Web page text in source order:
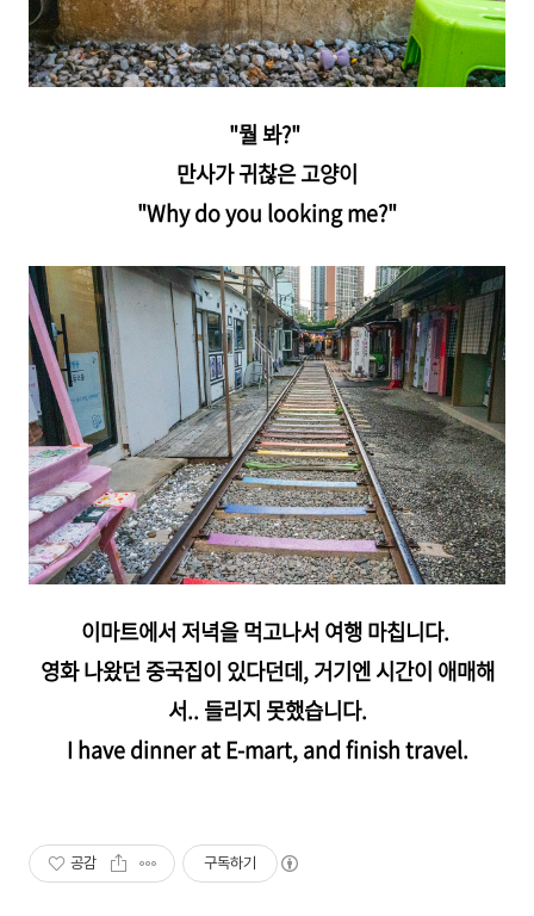
"뭘 봐?"
만사가 귀찮은 고양이
"Why do you looking me?"
이마트에서 저녁을 먹고나서 여행 마칩니다.
영화 나왔던 중국집이 있다던데, 거기엔 시간이 애매해
서.. 들리지 못했습니다.
I have dinner at E-mart, and finish travel.
공감 구독하기